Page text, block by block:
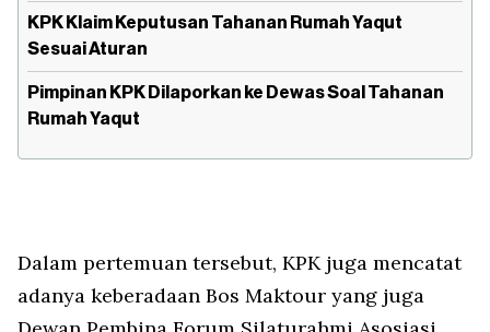
KPK Klaim Keputusan Tahanan Rumah Yaqut
Sesuai Aturan
Pimpinan KPK Dilaporkan ke Dewas Soal Tahanan
Rumah Yaqut
Dalam pertemuan tersebut, KPK juga mencatat
adanya keberadaan Bos Maktour yang juga